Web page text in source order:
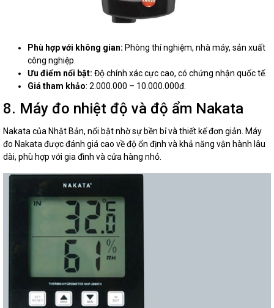
Phù hợp với không gian: Phòng thí nghiệm, nhà máy, sản xuất
công nghiệp.
Ưu điểm nổi bật: Độ chính xác cực cao, có chứng nhận quốc tế.
Giá tham khảo: 2.000.000 – 10.000.000đ.
8. Máy đo nhiệt độ và độ ẩm Nakata
Nakata của Nhật Bản, nổi bật nhờ sự bền bỉ và thiết kế đơn giản. Máy
đo Nakata được đánh giá cao về độ ổn định và khả năng vận hành lâu
dài, phù hợp với gia đình và cửa hàng nhỏ.